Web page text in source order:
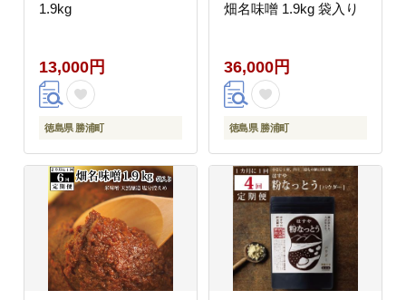
1.9kg
13,000円
徳島県 勝浦町
畑名味噌 1.9kg 袋入り
36,000円
徳島県 勝浦町